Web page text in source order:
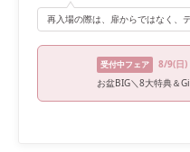
受付中フェア 8/9(日)